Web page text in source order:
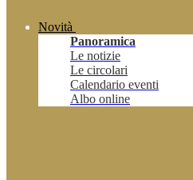
Novità
Panoramica
Le notizie
Le circolari
Calendario eventi
Albo online